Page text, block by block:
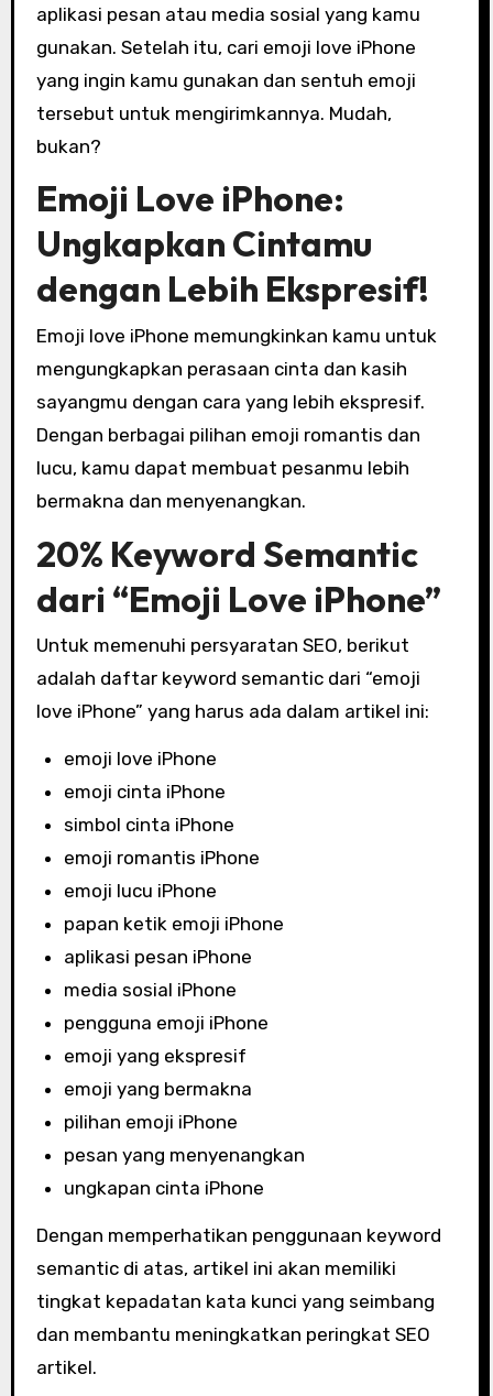
aplikasi pesan atau media sosial yang kamu
gunakan. Setelah itu, cari emoji love iPhone
yang ingin kamu gunakan dan sentuh emoji
tersebut untuk mengirimkannya. Mudah,
bukan?
Emoji Love iPhone:
Ungkapkan Cintamu
dengan Lebih Ekspresif!
Emoji love iPhone memungkinkan kamu untuk
mengungkapkan perasaan cinta dan kasih
sayangmu dengan cara yang lebih ekspresif.
Dengan berbagai pilihan emoji romantis dan
lucu, kamu dapat membuat pesanmu lebih
bermakna dan menyenangkan.
20% Keyword Semantic
dari “Emoji Love iPhone”
Untuk memenuhi persyaratan SEO, berikut
adalah daftar keyword semantic dari “emoji
love iPhone” yang harus ada dalam artikel ini:
emoji love iPhone
emoji cinta iPhone
simbol cinta iPhone
emoji romantis iPhone
emoji lucu iPhone
papan ketik emoji iPhone
aplikasi pesan iPhone
media sosial iPhone
pengguna emoji iPhone
emoji yang ekspresif
emoji yang bermakna
pilihan emoji iPhone
pesan yang menyenangkan
ungkapan cinta iPhone
Dengan memperhatikan penggunaan keyword
semantic di atas, artikel ini akan memiliki
tingkat kepadatan kata kunci yang seimbang
dan membantu meningkatkan peringkat SEO
artikel.